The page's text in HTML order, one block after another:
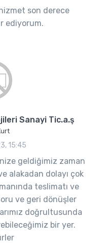
son derece
ediyorum.
Sanayi Tic.a.ş
15:45
geldiğimiz zaman
alakadan dolayı çok
teslimatı ve
ve geri dönüşler
doğrultusunda
bir yer.